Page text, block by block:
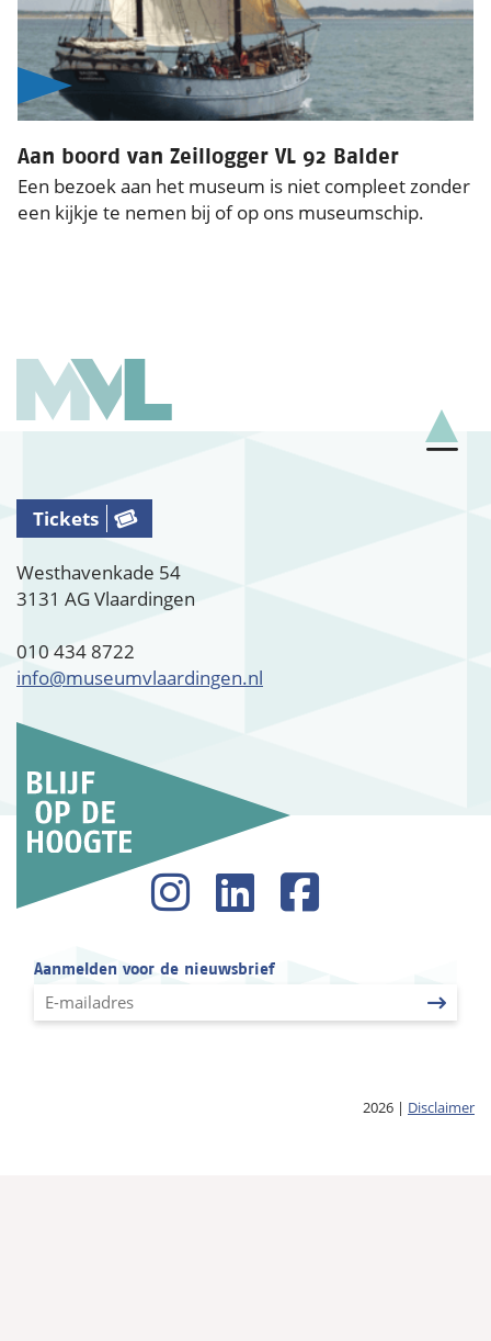
Aan boord van Zeillogger VL 92 Balder
Een bezoek aan het museum is niet compleet zonder
een kijkje te nemen bij of op ons museumschip.
Tickets
Westhavenkade 54
3131 AG Vlaardingen
010 434 8722
info@museumvlaardingen.nl
Aanmelden voor de nieuwsbrief
2026 | Disclaimer